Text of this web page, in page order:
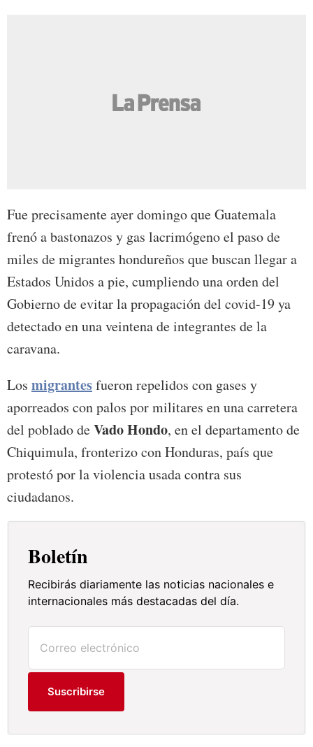
Fue precisamente ayer domingo que Guatemala
frenó a bastonazos y gas lacrimógeno el paso de
miles de migrantes hondureños que buscan llegar a
Estados Unidos a pie, cumpliendo una orden del
Gobierno de evitar la propagación del covid-19 ya
detectado en una veintena de integrantes de la
caravana.
Los migrantesfueron repelidos con gases y
aporreados con palos por militares en una carretera
del poblado deVado Hondo, en el departamento de
Chiquimula, fronterizo con Honduras, país que
protestó por la violencia usada contra sus
ciudadanos.
Boletín
Recibirás diariamente las noticias nacionales e
internacionales más destacadas del día.
Suscribirse